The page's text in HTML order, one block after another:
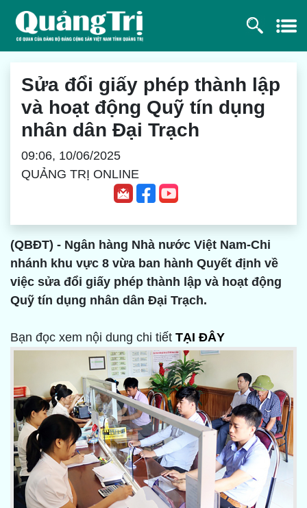
Sửa đổi giấy phép thành lập
và hoạt động Quỹ tín dụng
nhân dân Đại Trạch
09:06, 10/06/2025
QUẢNG TRỊ ONLINE
(QBĐT) - Ngân hàng Nhà nước Việt Nam-Chi
nhánh khu vực 8 vừa ban hành Quyết định về
việc sửa đổi giấy phép thành lập và hoạt động
Quỹ tín dụng nhân dân Đại Trạch.
Bạn đọc xem nội dung chi tiết TẠI ĐÂY